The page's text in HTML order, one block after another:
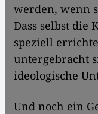
werden, wenn
Dass selbst
speziell
untergebracht
ideologische
Und noch ein